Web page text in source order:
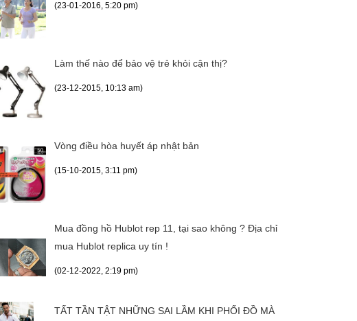
(23-01-2016, 5:20 pm)
Làm thế nào để bảo vệ trẻ khỏi cận thị?
(23-12-2015, 10:13 am)
Vòng điều hòa huyết áp nhật bản
(15-10-2015, 3:11 pm)
Mua đồng hồ Hublot rep 11, tại sao không ? Địa chỉ
mua Hublot replica uy tín !
(02-12-2022, 2:19 pm)
TẤT TẦN TẬT NHỮNG SAI LẦM KHI PHỐI ĐỒ MÀ